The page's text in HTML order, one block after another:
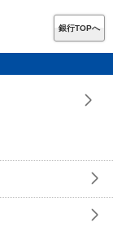
銀行TOPへ